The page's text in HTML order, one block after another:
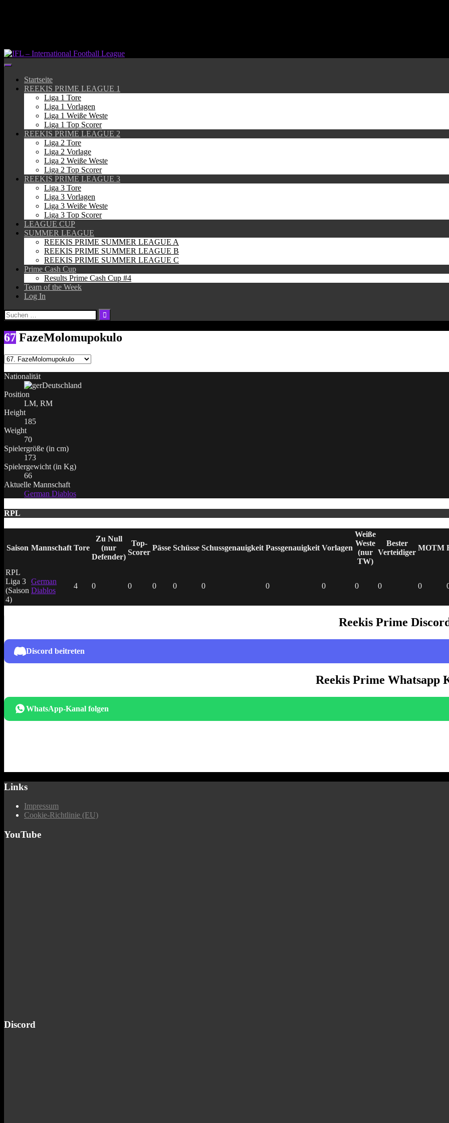
Startseite
REEKIS PRIME LEAGUE 1
Liga 1 Tore
Liga 1 Vorlagen
Liga 1 Weiße Weste
Liga 1 Top Scorer
REEKIS PRIME LEAGUE 2
Liga 2 Tore
Liga 2 Vorlage
Liga 2 Weiße Weste
Liga 2 Top Scorer
REEKIS PRIME LEAGUE 3
Liga 3 Tore
Liga 3 Vorlagen
Liga 3 Weiße Weste
Liga 3 Top Scorer
LEAGUE CUP
SUMMER LEAGUE
REEKIS PRIME SUMMER LEAGUE A
REEKIS PRIME SUMMER LEAGUE B
REEKIS PRIME SUMMER LEAGUE C
Prime Cash Cup
Results Prime Cash Cup #4
Team of the Week
Log In
Suchen
nach:
67 FazeMolomupokulo
Nationalität
Deutschland
Position
LM, RM
Height
185
Weight
70
Spielergröße (in cm)
173
Spielergewicht (in Kg)
66
Aktuelle Mannschaft
German Diablos
RPL
Saison Mannschaft Tore
Zu Null
(nur
Defender)
Top-
Scorer
Pässe Schüsse Schussgenauigkeit Passgenauigkeit Vorlagen
Weiße
Weste
(nur
TW)
Bester
Verteidiger
MOTM
RPL
Liga 3
(Saison
4)
German
Diablos
4 0 0 0 0 0 0 0 0 0 0
Reekis Prime
Discord beitreten
Reekis Prime Whatsapp
WhatsApp-Kanal folgen
Links
Impressum
Cookie-Richtlinie (EU)
YouTube
Discord